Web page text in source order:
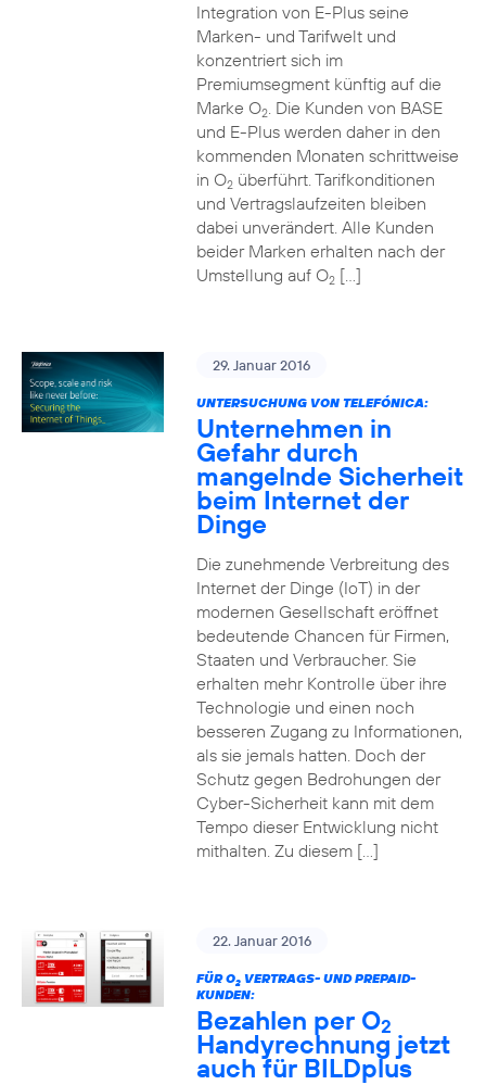
Integration von E-Plus seine
Marken- und Tarifwelt und
konzentriert sich im
Premiumsegment künftig auf die
Marke O2. Die Kunden von BASE
und E-Plus werden daher in den
kommenden Monaten schrittweise
in O2überführt. Tarifkonditionen
und Vertragslaufzeiten bleiben
dabei unverändert. Alle Kunden
beider Marken erhalten nach der
Umstellung auf O2[…]
29. Januar 2016
UNTERSUCHUNG VON TELEFÓNICA:
Unternehmen in
Gefahr durch
mangelnde Sicherheit
beim Internet der
Dinge
Die zunehmende Verbreitung des
Internet der Dinge (IoT) in der
modernen Gesellschaft eröffnet
bedeutende Chancen für Firmen,
Staaten und Verbraucher. Sie
erhalten mehr Kontrolle über ihre
Technologie und einen noch
besseren Zugang zu Informationen,
als sie jemals hatten. Doch der
Schutz gegen Bedrohungen der
Cyber-Sicherheit kann mit dem
Tempo dieser Entwicklung nicht
mithalten. Zu diesem […]
22. Januar 2016
FÜR O2VERTRAGS- UND PREPAID-
KUNDEN:
Bezahlen per O2
Handyrechnung jetzt
auch für BILDplus